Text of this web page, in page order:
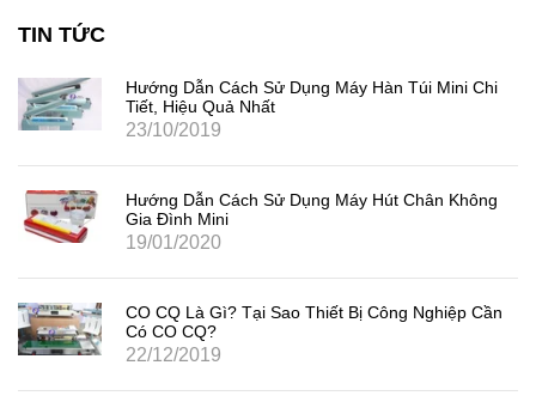
TIN TỨC
Hướng Dẫn Cách Sử Dụng Máy Hàn Túi Mini Chi
Tiết, Hiệu Quả Nhất
23/10/2019
Hướng Dẫn Cách Sử Dụng Máy Hút Chân Không
Gia Đình Mini
19/01/2020
CO CQ Là Gì? Tại Sao Thiết Bị Công Nghiệp Cần
Có CO CQ?
22/12/2019